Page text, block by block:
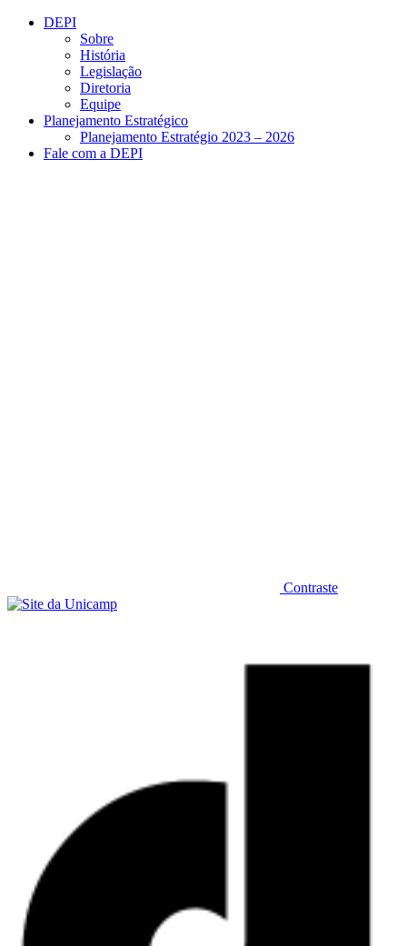
Conteúdo principal
DEPI
Sobre
História
Legislação
Diretoria
Equipe
Planejamento Estratégico
Planejamento Estratégio 2023 – 2026
Fale com a DEPI
Contraste